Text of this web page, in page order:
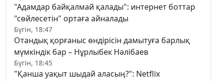
"Адамдар байқалмай қалады": интернет боттар
"сөйлесетін" ортаға айналады
Бүгін, 18:47
Отандық қорғаныс өндірісін дамытуға барлық
мүмкіндік бар – Нұрлыбек Нәлібаев
Бүгін, 18:45
"Қанша уақыт шыдай аласың?": Netflix